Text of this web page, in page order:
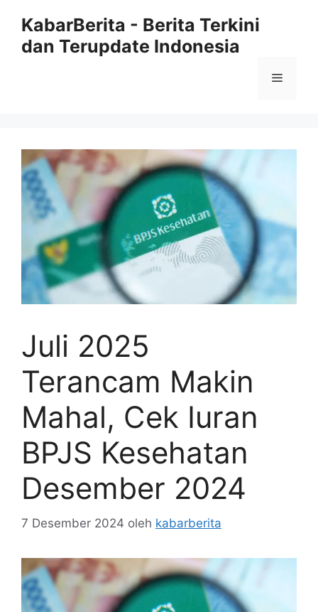
KabarBerita - Berita Terkini
dan Terupdate Indonesia
Menu
Juli 2025
Terancam Makin
Mahal, Cek Iuran
BPJS Kesehatan
Desember 2024
7 Desember 2024 oleh kabarberita